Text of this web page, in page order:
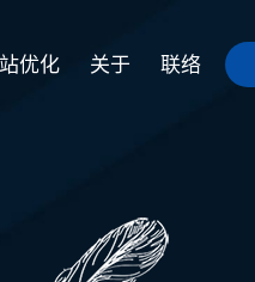
优化 关于 联络